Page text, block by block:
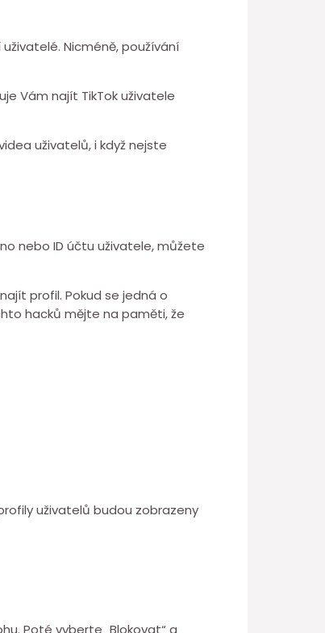
Nicméně, používání
Vám najít TikTok uživatele
uživatelů, i když nejste
nebo ID účtu uživatele, můžete
profil. Pokud se jedná o
hacků mějte na paměti, že
uživatelů budou zobrazeny
Poté vyberte „Blokovat“ a